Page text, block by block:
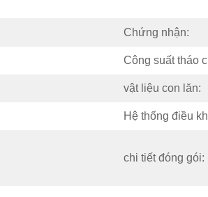
Chứng nhận:
Công suất tháo
vật liệu con lăn:
Hệ thống điều
chi tiết đóng gói: